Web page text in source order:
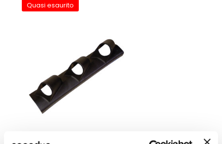
Quasi esaurito
Ogiva portastrumenti Portastrumento SIDE 3 - BLINK